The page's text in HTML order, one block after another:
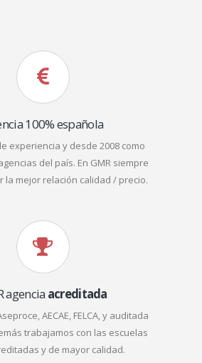
100% española
experiencia y desde 2008 como
del país. En GMR siempre
la mejor relación calidad / precio.
agencia acreditada
AECAE, FELCA, y auditada
trabajamos con las escuelas
y de mayor calidad.